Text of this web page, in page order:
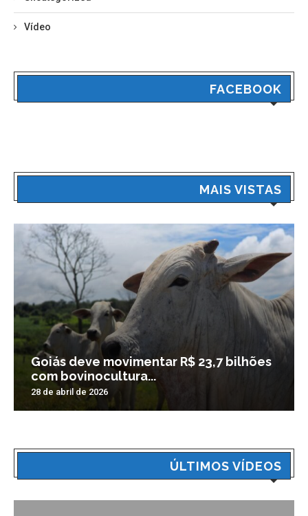
Vídeo
FACEBOOK
MAIS VISTAS
Goiás deve movimentar R$ 23,7 bilhões
com bovinocultura...
28 de abril de 2026
ÚLTIMOS VÍDEOS